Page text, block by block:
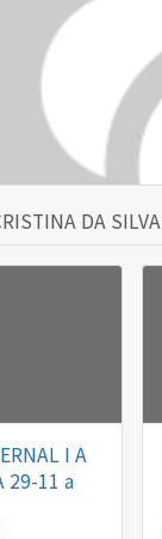
DA SILVA
I A
29-11 a